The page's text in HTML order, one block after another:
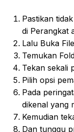
Pastikan
di Perangkat
Lalu Buka
Temukan
Tekan sekali
Pilih opsi
Pada
dikenal yang
Kemudian
Dan tunggu